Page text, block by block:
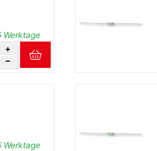
Werktage
Werktage